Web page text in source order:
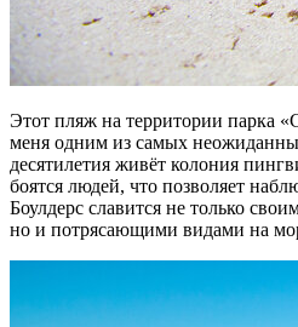
Этот пляж на территории парка
меня одним из самых
десятилетия живёт колония
боятся людей, что позволяет
Боулдерс славится не только
но и потрясающими видами на